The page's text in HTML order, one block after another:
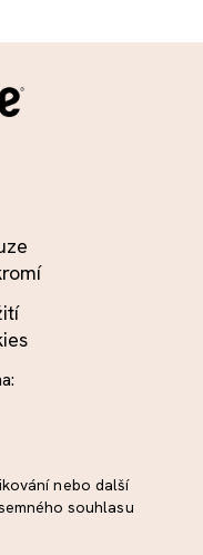
nebo další
souhlasu